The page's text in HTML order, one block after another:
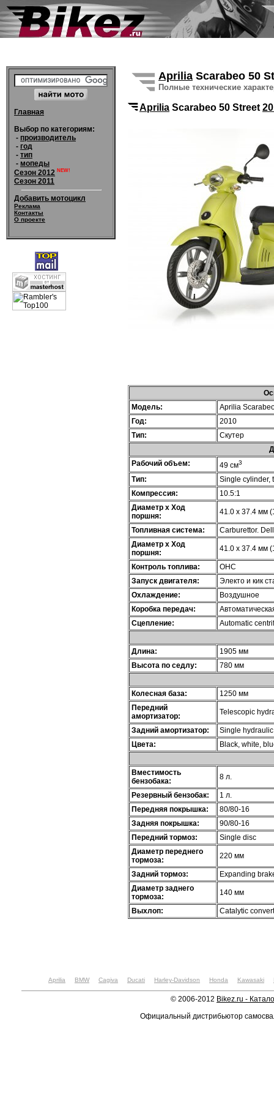
Главная
Выбор по категориям:
- производитель
- год
- тип
- мопеды
Сезон 2012 NEW!
Сезон 2011
Добавить мотоцикл
Реклама
Контакты
О проекте
Aprilia Scarabeo 50
Полные технические
Aprilia Scarabeo 50 Street
Модель:
Aprilia
Год:
2010
Тип:
Скутер
Рабочий объем:
49 см3
Тип:
Single cylinder,
Компрессия:
10.5:1
Диаметр х Ход
поршня:
41.0 x 37.4 мм
Топливная система:
Carburettor.
Диаметр х Ход
поршня:
41.0 x 37.4 мм
Контроль топлива:
OHC
Запуск двигателя:
Электо и кик
Охлаждение:
Воздушное
Коробка передач:
Сцепление:
Automatic
Длина:
1905 мм
Высота по седлу:
780 мм
Колесная база:
1250 мм
Передний
амортизатор:
Telescopic
Задний амортизатор:
Single
Цвета:
Black, white,
Вместимость
бензобака:
8 л.
Резервный бензобак:
1 л.
Передняя покрышка:
80/80-16
Задняя покрышка:
90/80-16
Передний тормоз:
Single disc
Диаметр переднего
тормоза:
220 мм
Задний тормоз:
Expanding
Диаметр заднего
тормоза:
140 мм
Выхлоп: Catalytic
Aprilia BMW Cagiva Ducati Harley-Davidson Honda Kawasaki
© 2006-2012 Bikez.ru -
Официальный дистрибьютор